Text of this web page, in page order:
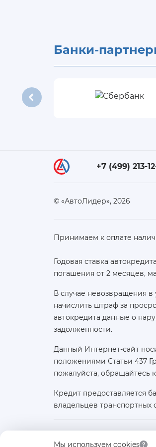
Банки-
Мы используем cookies
+7 (499) 213-
© «АвтоЛидер», 2026
Принимаем к оплате
Годовая ставка
погашения от 2 месяцев,
В случае невозвращения
начислить штраф за
автокредита данные о
задолженности.
Данный Интернет-сайт
положениями Статьи 437
пожалуйста, обращайтесь
Кредит предоставляется
владельцев транспортных